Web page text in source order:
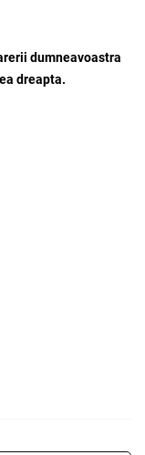
dumneavoastra
dreapta.